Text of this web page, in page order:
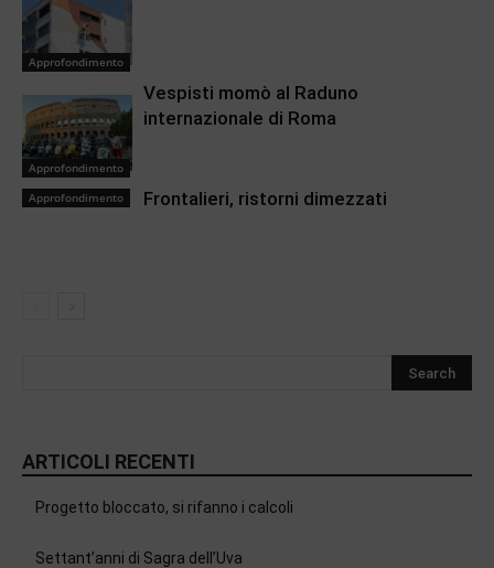
Approfondimento
Approfondimento
Vespisti momò al Raduno
internazionale di Roma
Approfondimento Frontalieri, ristorni dimezzati
ARTICOLI RECENTI
Progetto bloccato, si rifanno i calcoli
Settant’anni di Sagra dell’Uva